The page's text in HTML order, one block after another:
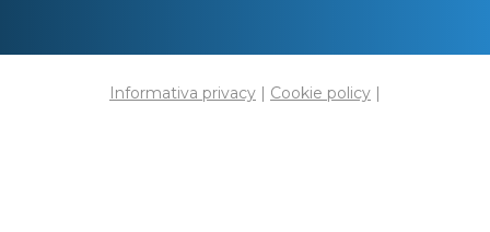
Informativa privacy | Cookie policy |